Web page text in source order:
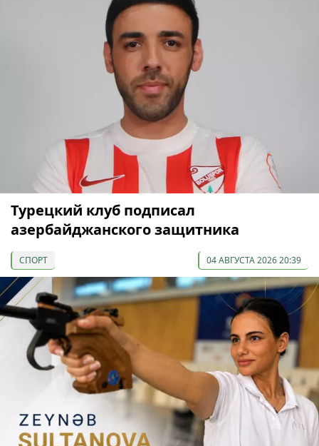
Турецкий клуб подписал
азербайджанского защитника
СПОРТ 04 АВГУСТА 2026 20:39